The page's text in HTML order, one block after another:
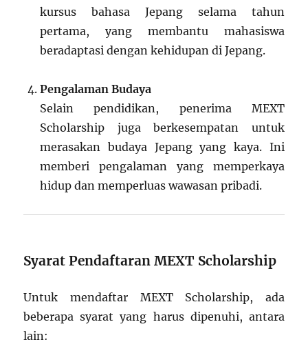
kursus bahasa Jepang selama tahun
pertama, yang membantu mahasiswa
beradaptasi dengan kehidupan di Jepang.
Pengalaman Budaya
Selain pendidikan, penerima MEXT
Scholarship juga berkesempatan untuk
merasakan budaya Jepang yang kaya. Ini
memberi pengalaman yang memperkaya
hidup dan memperluas wawasan pribadi.
Syarat Pendaftaran MEXT Scholarship
Untuk mendaftar MEXT Scholarship, ada
beberapa syarat yang harus dipenuhi, antara
lain: